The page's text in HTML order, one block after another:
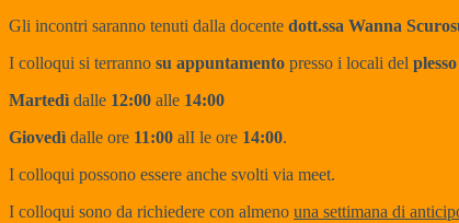
Gli incontri saranno tenuti dalla docente dott.ssa Wanna
I colloqui si terranno su appuntamento presso i locali del
Martedì dalle 12:00 alle 14:00
Giovedì dalle ore 11:00 alI le ore 14:00.
I colloqui possono essere anche svolti via meet.
I colloqui sono da richiedere con almeno una settimana di